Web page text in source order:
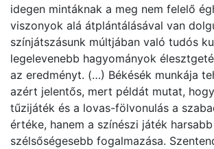
idegen mintáknak a meg nem felelő
viszonyok alá átplántálásával van
színjátszásunk múltjában való tudós
legelevenebb hagyományok
az eredményt. (…) Békésék munkája
azért jelentős, mert példát mutat,
tűzijáték és a lovas-fölvonulás a
értéke, hanem a színészi játék
szélsőségesebb fogalmazása.